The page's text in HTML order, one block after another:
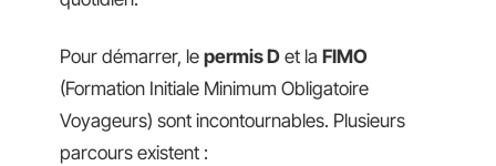
Pour démarrer, le permis D et la FIMO
(Formation Initiale Minimum Obligatoire
Voyageurs) sont incontournables. Plusieurs
parcours existent :